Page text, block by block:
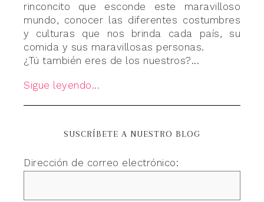
rinconcito que esconde este maravilloso
mundo, conocer las diferentes costumbres
y culturas que nos brinda cada país, su
comida y sus maravillosas personas.
¿Tú también eres de los nuestros?...
Sigue leyendo...
SUSCRÍBETE A NUESTRO BLOG
Dirección de correo electrónico: